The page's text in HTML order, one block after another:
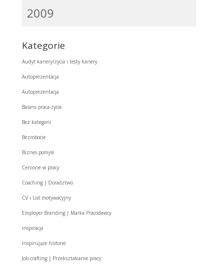
2009
Kategorie
Audyt kariery/życia i testy kariery
Autoprezentacja
Autoprezentacja
Balans praca-życie
Bez kategorii
Bezrobocie
Biznes pomysł
Cenione w pracy
Coaching | Doradztwo
CV i List motywacyjny
Employer Branding | Marka Pracodawcy
inspiracja
Inspirujące historie
Job crafting | Przekształcanie pracy